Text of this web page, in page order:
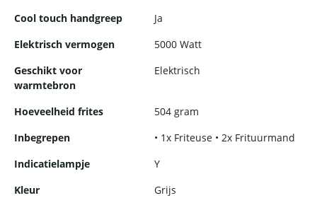
Cool touch handgreep
Ja
Elektrisch vermogen
5000 Watt
Geschikt voor
warmtebron
Elektrisch
Hoeveelheid frites
504 gram
Inbegrepen
• 1x Friteuse • 2x Frituurmand
Indicatielampje
Y
Kleur
Grijs